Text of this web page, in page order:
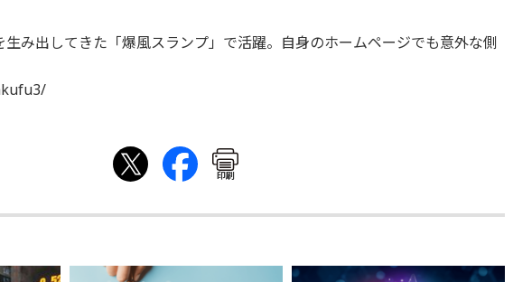
み出してきた「爆風スランプ」で活躍。自身のホームページでも意外な側
印刷